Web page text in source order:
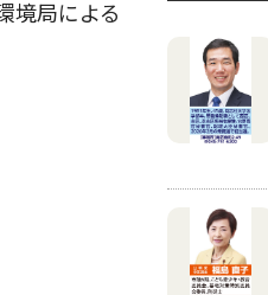
境局による